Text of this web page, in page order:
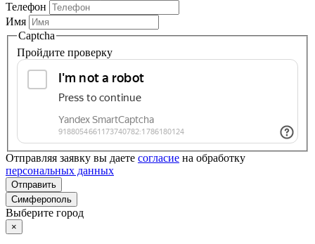
Телефон
Имя
Captcha
Пройдите проверку
Отправляя заявку вы даете согласие на обработку
персональных данных
Отправить
Симферополь
Выберите город
×